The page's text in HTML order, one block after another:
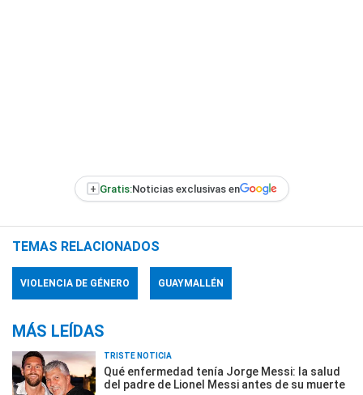
+ Gratis:Noticias exclusivas en
TEMAS RELACIONADOS
VIOLENCIA DE GÉNERO GUAYMALLÉN
MÁS LEÍDAS
TRISTE NOTICIA
Qué enfermedad tenía Jorge Messi: la salud
del padre de Lionel Messi antes de su muerte